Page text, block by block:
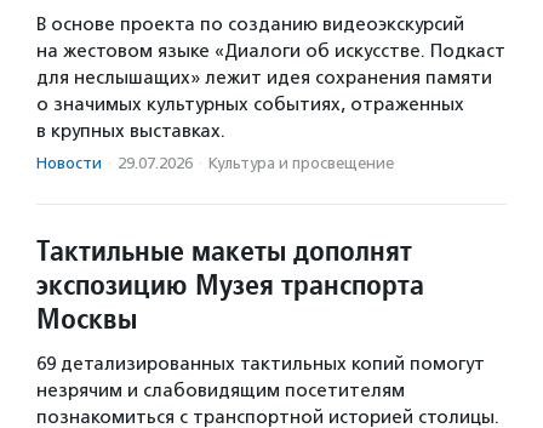
В основе проекта по созданию видеоэкскурсий
на жестовом языке «Диалоги об искусстве. Подкаст
для неслышащих» лежит идея сохранения памяти
о значимых культурных событиях, отраженных
в крупных выставках.
Новости · 29.07.2026 · Культура и просвещение
Тактильные макеты дополнят
экспозицию Музея транспорта
Москвы
69 детализированных тактильных копий помогут
незрячим и слабовидящим посетителям
познакомиться с транспортной историей столицы.